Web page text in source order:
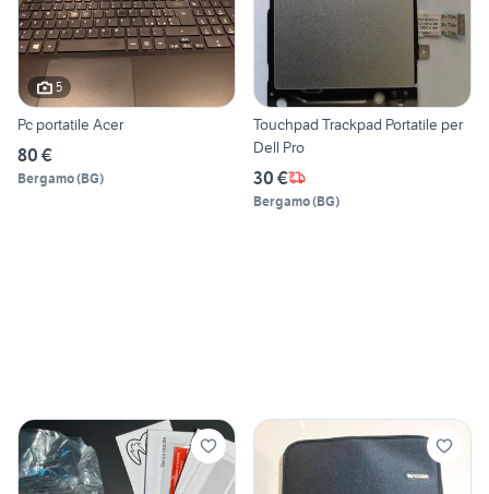
5
Pc portatile Acer
80 €
Bergamo(BG)
Touchpad Trackpad Portatile per
Dell Pro
30 €
Bergamo(BG)